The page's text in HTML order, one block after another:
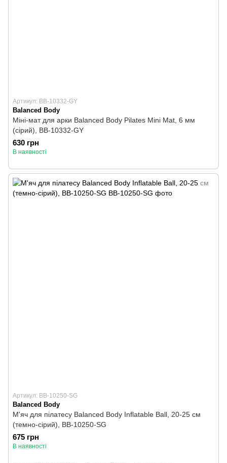
Артикул: BB-10332-GY
Balanced Body
Міні-мат для арки Balanced Body Pilates Mini Mat, 6 мм
(сірий), BB-10332-GY
630 грн
В наявності
Артикул: BB-10250-SG
Balanced Body
М'яч для пілатесу Balanced Body Inflatable Ball, 20-25 см
(темно-сірий), BB-10250-SG
675 грн
В наявності